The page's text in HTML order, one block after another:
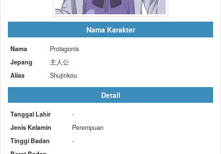
Nama Karakter
Nama
Protagonis
Jepang
主人公
Alias
Shujinkou
Detail
Tanggal Lahir
-
Jenis Kelamin
Perempuan
Tinggi Badan
-